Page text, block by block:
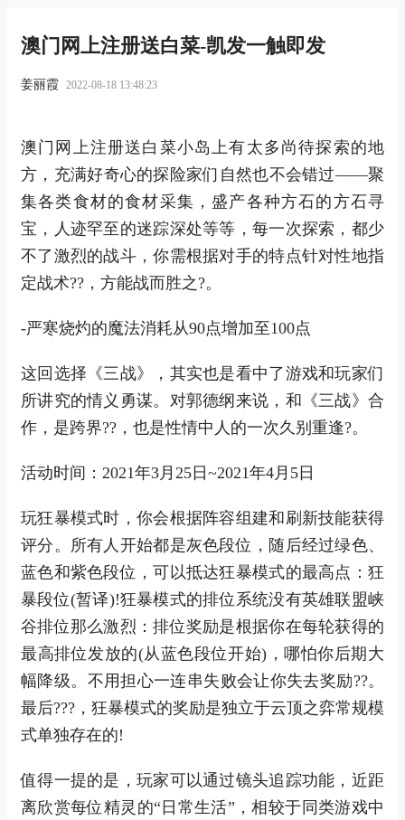
澳门网上注册送白菜-凯发一触即发
姜丽霞 2022-08-18 13:48:23
澳门网上注册送白菜小岛上有太多尚待探索的地
方，充满好奇心的探险家们自然也不会错过——聚
集各类食材的食材采集，盛产各种方石的方石寻
宝，人迹罕至的迷踪深处等等，每一次探索，都少
不了激烈的战斗，你需根据对手的特点针对性地指
定战术??，方能战而胜之?。
-严寒烧灼的魔法消耗从90点增加至100点
这回选择《三战》，其实也是看中了游戏和玩家们
所讲究的情义勇谋。对郭德纲来说，和《三战》合
作，是跨界??，也是性情中人的一次久别重逢?。
活动时间：2021年3月25日~2021年4月5日
玩狂暴模式时，你会根据阵容组建和刷新技能获得
评分。所有人开始都是灰色段位，随后经过绿色、
蓝色和紫色段位，可以抵达狂暴模式的最高点：狂
暴段位(暂译)!狂暴模式的排位系统没有英雄联盟峡
谷排位那么激烈：排位奖励是根据你在每轮获得的
最高排位发放的(从蓝色段位开始)，哪怕你后期大
幅降级。不用担心一连串失败会让你失去奖励??。
最后???，狂暴模式的奖励是独立于云顶之弈常规模
式单独存在的!
值得一提的是，玩家可以通过镜头追踪功能，近距
离欣赏每位精灵的“日常生活”，相较于同类游戏中